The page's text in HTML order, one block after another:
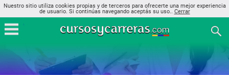
Nuestro sitio utiliza cookies propias y de terceros para ofrecerte una mejor experiencia
de usuario. Si continúas navegando aceptás su uso.. Cerrar